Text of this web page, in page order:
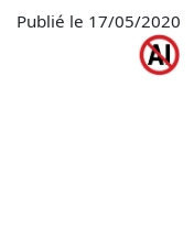
Publié le 17/05/2020